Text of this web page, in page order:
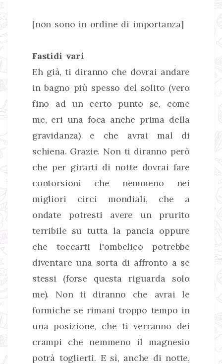
[non sono in ordine di importanza]
Fastidi vari
Eh già, ti diranno che dovrai andare
in bagno più spesso del solito (vero
fino ad un certo punto se, come
me, eri una foca anche prima della
gravidanza) e che avrai mal di
schiena. Grazie. Non ti diranno però
che per girarti di notte dovrai fare
contorsioni che nemmeno nei
migliori circi mondiali, che a
ondate potresti avere un prurito
terribile su tutta la pancia oppure
che toccarti l'ombelico potrebbe
diventare una sorta di affronto a se
stessi (forse questa riguarda solo
me). Non ti diranno che avrai le
formiche se rimani troppo tempo in
una posizione, che ti verranno dei
crampi che nemmeno il magnesio
potrà toglierti. E sì, anche di notte,